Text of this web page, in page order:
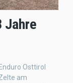
Jahre
Osttirol
am